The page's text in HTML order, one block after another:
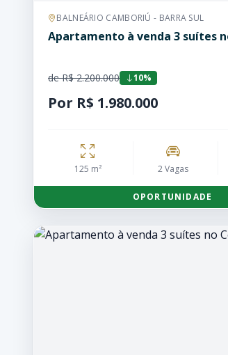
BALNEÁRIO CAMBORIÚ - BARRA SUL
Apartamento à venda 3 suítes
de R$ 2.200.000 10%
Por R$ 1.980.000
125 m² 2 Vagas
OPORTUNIDADE